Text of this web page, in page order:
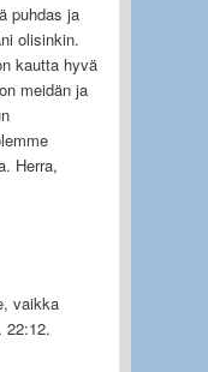
puhdas ja
olisinkin.
kautta hyvä
meidän ja
Herra,
vaikka
22:12.